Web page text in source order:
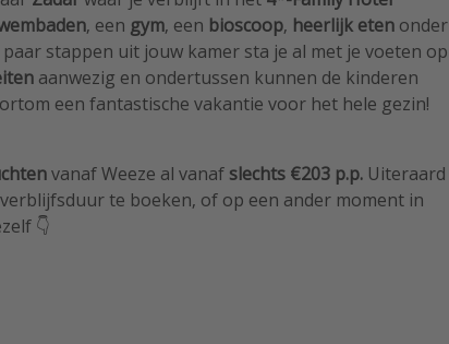
, een gym, een bioscoop, heerlijk eten onder
stappen uit jouw kamer sta je al met je voeten op
aanwezig en ondertussen kunnen de kinderen
een fantastische vakantie voor het hele gezin!
vanaf Weeze al vanaf slechts €203 p.p. Uiteraard
te boeken, of op een ander moment in
👇